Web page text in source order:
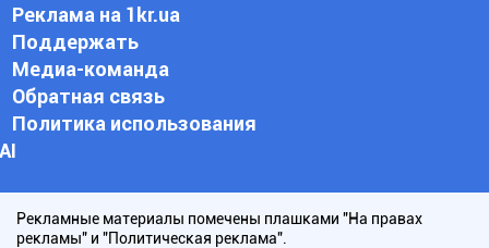
Реклама на 1kr.ua
Поддержать
Медиа-команда
Обратная связь
Политика использования
АI
Рекламные материалы помечены плашками "На правах
рекламы" и "Политическая реклама".